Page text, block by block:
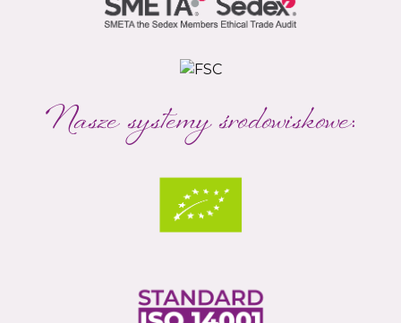
Nasze systemy środowiskowe: